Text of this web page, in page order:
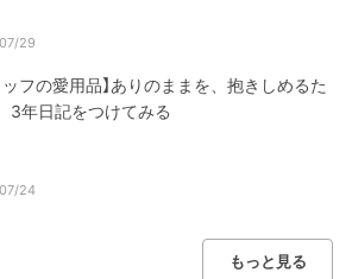
29
ッフの愛用品】ありのままを、抱きしめるた
3年日記をつけてみる
24
もっと見る